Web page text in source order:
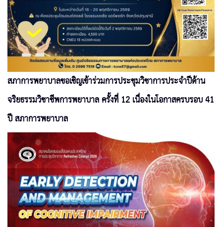
สภาการพยาบาลขอเชิญเข้าร่วมการประชุมวิชาการประจำปีด้าน
จริยธรรมวิชาชีพการพยาบาล ครั้งที่ 12 เนื่องในโอกาสครบรอบ 41
ปี สภาการพยาบาล